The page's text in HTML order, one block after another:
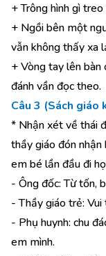
+ Trông hình gì
+ Ngồi bên một
vẫn không thấy xa
+ Vòng tay lên
đánh vần đọc theo.
Câu 3 (Sách giáo
* Nhận xét về thái
thầy giáo đón nhận
em bé lần đầu đi
- Ông đốc: Từ tốn,
- Thầy giáo trẻ: Vui
- Phụ huynh: chu
em mình.